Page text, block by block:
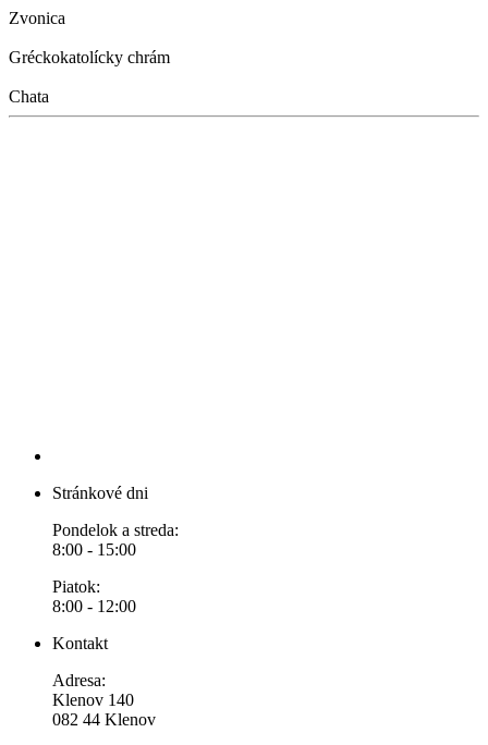
Zvonica
Gréckokatolícky chrám
Chata
Stránkové dni
Pondelok a streda:
8:00 - 15:00
Piatok:
8:00 - 12:00
Kontakt
Adresa:
Klenov 140
082 44 Klenov